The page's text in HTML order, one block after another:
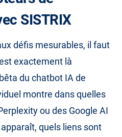
SISTRIX
défis mesurables, il faut
exactement là
du chatbot IA de
montre dans quelles
ou des Google AI
quels liens sont